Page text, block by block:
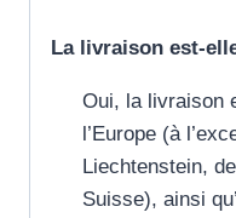
La livraison est-
Oui, la livraison
l’Europe (à
Liechtenstein,
Suisse), ainsi